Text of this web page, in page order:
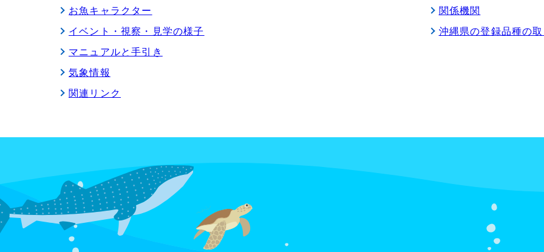
お魚キャラクター
イベント・視察・見学の様子
マニュアルと手引き
気象情報
関連リンク
関係機関
沖縄県の登録品種の